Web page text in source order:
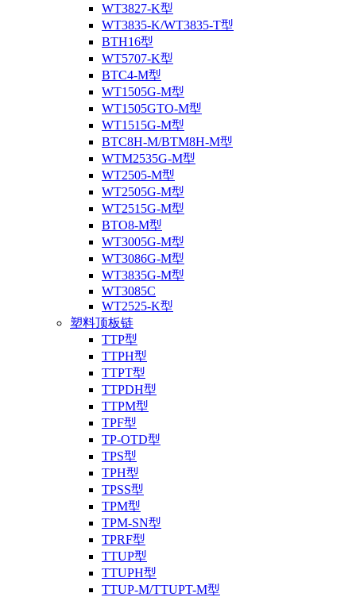
WT3827-K型
WT3835-K/WT3835-T型
BTH16型
WT5707-K型
BTC4-M型
WT1505G-M型
WT1505GTO-M型
WT1515G-M型
BTC8H-M/BTM8H-M型
WTM2535G-M型
WT2505-M型
WT2505G-M型
WT2515G-M型
BTO8-M型
WT3005G-M型
WT3086G-M型
WT3835G-M型
WT3085C
WT2525-K型
塑料顶板链
TTP型
TTPH型
TTPT型
TTPDH型
TTPM型
TPF型
TP-OTD型
TPS型
TPH型
TPSS型
TPM型
TPM-SN型
TPRF型
TTUP型
TTUPH型
TTUP-M/TTUPT-M型